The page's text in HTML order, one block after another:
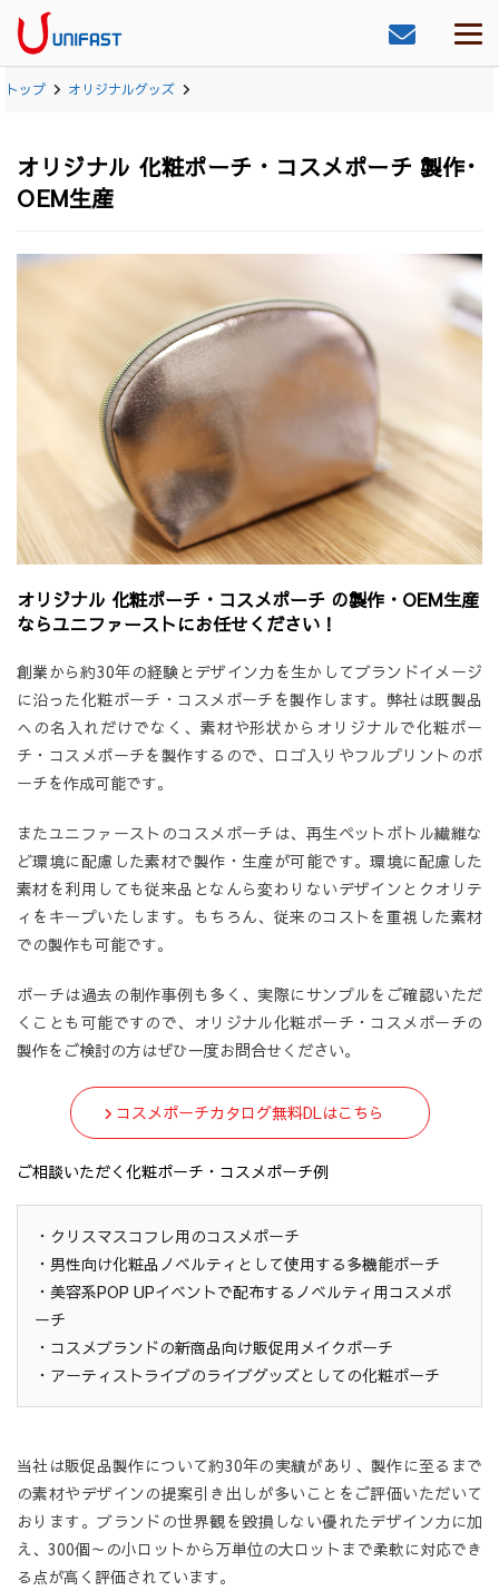
トップ オリジナルグッズ
オリジナル 化粧ポーチ・コスメポーチ 製作･
OEM生産
オリジナル 化粧ポーチ・コスメポーチ の製作・OEM生産
ならユニファーストにお任せください！
創業から約30年の経験とデザイン力を生かしてブランドイメージ
に沿った化粧ポーチ・コスメポーチを製作します。弊社は既製品
への名入れだけでなく、素材や形状からオリジナルで化粧ポー
チ・コスメポーチを製作するので、ロゴ入りやフルプリントのポ
ーチを作成可能です。
またユニファーストのコスメポーチは、再生ペットボトル繊維な
ど環境に配慮した素材で製作・生産が可能です。環境に配慮した
素材を利用しても従来品となんら変わりないデザインとクオリテ
ィをキープいたします。もちろん、従来のコストを重視した素材
での製作も可能です。
ポーチは過去の制作事例も多く、実際にサンプルをご確認いただ
くことも可能ですので、オリジナル化粧ポーチ・コスメポーチの
製作をご検討の方はぜひ一度お問合せください。
コスメポーチカタログ無料DLはこちら
ご相談いただく化粧ポーチ・コスメポーチ例
・クリスマスコフレ用のコスメポーチ
・男性向け化粧品ノベルティとして使用する多機能ポーチ
・美容系POP UPイベントで配布するノベルティ用コスメポ
ーチ
・コスメブランドの新商品向け販促用メイクポーチ
・アーティストライブのライブグッズとしての化粧ポーチ
当社は販促品製作について約30年の実績があり、製作に至るまで
の素材やデザインの提案引き出しが多いことをご評価いただいて
おります。ブランドの世界観を毀損しない優れたデザイン力に加
え、300個～の小ロットから万単位の大ロットまで柔軟に対応でき
る点が高く評価されています。